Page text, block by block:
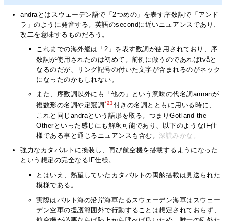
andraとはスウェーデン語で「2つめの」を表す序数詞で「アンド
ラ」のように発音する。英語のsecondに近いニュアンスであり、
改二を意味するものだろう。
これまでの海外艦は「2」を表す数詞が使用されており、序
数詞が使用されたのは初めて。前例に倣うのであればtvåと
なるのだが、リング記号の付いた文字が含まれるのがネック
になったのかもしれない。
また、序数詞以外にも「他の」という意味の代名詞annanが
複数形の名詞や定冠詞*23付きの名詞とともに用いる時に、
これと同じandraという語形を取る。つまりGotland the
Otherといった感じにも解釈可能であり、以下のようなIF仕
様である事と通じるニュアンスも含む。深読みかな。
強力なカタパルトに換装し、再び航空機を搭載するようになった
という想定の完全なるIF仕様。
とはいえ、熱望していたカタパルトの両舷搭載は見送られた
模様である。
実際はバルト海の沿岸海軍たるスウェーデン海軍はスウェー
デン空軍の援護範囲外で行動することは想定されておらず、